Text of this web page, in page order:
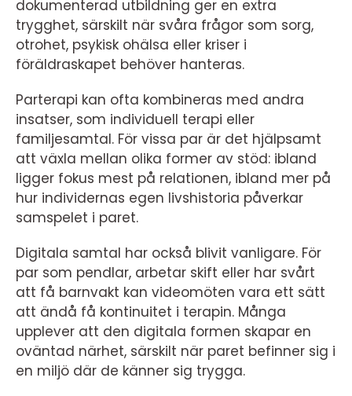
dokumenterad utbildning ger en extra
trygghet, särskilt när svåra frågor som sorg,
otrohet, psykisk ohälsa eller kriser i
föräldraskapet behöver hanteras.
Parterapi kan ofta kombineras med andra
insatser, som individuell terapi eller
familjesamtal. För vissa par är det hjälpsamt
att växla mellan olika former av stöd: ibland
ligger fokus mest på relationen, ibland mer på
hur individernas egen livshistoria påverkar
samspelet i paret.
Digitala samtal har också blivit vanligare. För
par som pendlar, arbetar skift eller har svårt
att få barnvakt kan videomöten vara ett sätt
att ändå få kontinuitet i terapin. Många
upplever att den digitala formen skapar en
oväntad närhet, särskilt när paret befinner sig i
en miljö där de känner sig trygga.